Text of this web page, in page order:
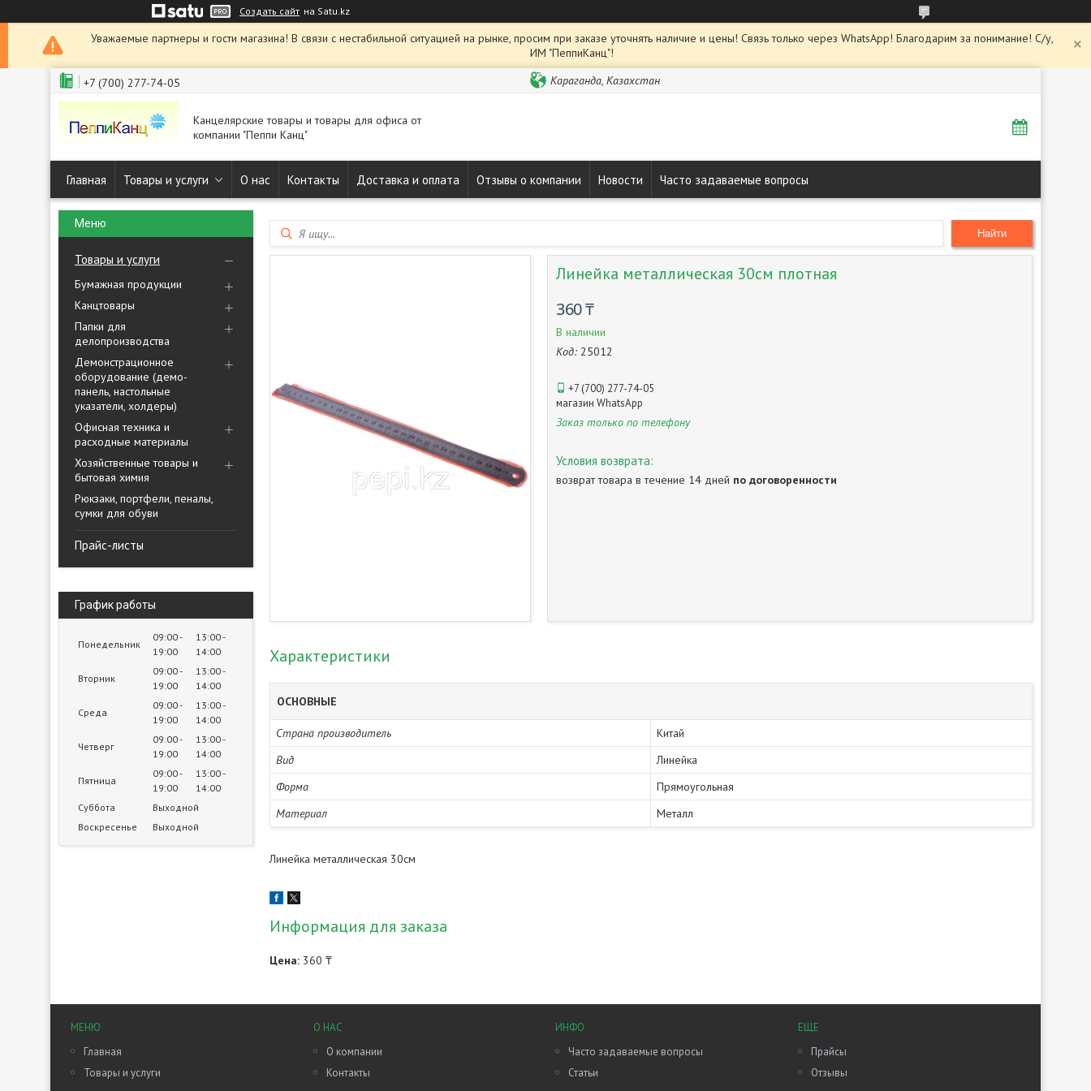
Создать сайт на Satu.kz
Уважаемые партнеры и гости магазина! В связи с нестабильной ситуацией на рынке, просим при заказе уточнять наличие и цены! Связь только через WhatsApp! Благодарим за понимание! С/у,
ИМ "ПеппиКанц"!
+7 (700) 277-74-05 Караганда, Казахстан
Канцелярские товары и товары для офиса от
компании "Пеппи Канц"
Главная Товары и услуги О нас Контакты Доставка и оплата Отзывы о компании Новости Часто задаваемые вопросы
Товары и услуги
Бумажная продукции
Канцтовары
Папки для
делопроизводства
Демонстрационное
оборудование (демо-
панель, настольные
указатели, холдеры)
Офисная техника и
расходные материалы
Хозяйственные товары и
бытовая химия
Рюкзаки, портфели, пеналы,
сумки для обуви
Прайс-листы
График работы
Понедельник
09:00
19:00
13:00
14:00
Вторник
09:00
19:00
13:00
14:00
Среда
09:00
19:00
13:00
14:00
Четверг
09:00
19:00
13:00
14:00
Пятница
09:00
19:00
13:00
14:00
Суббота
Выходной
Воскресенье
Выходной
Найти
Линейка металлическая 30см плотная
360 ₸
В наличии
Код: 25012
+7 (700) 277-74-05
магазин WhatsApp
Заказ только по телефону
возврат товара в течение 14 дней по договоренности
Характеристики
ОСНОВНЫЕ
Страна производитель
Китай
Вид
Линейка
Форма
Прямоугольная
Материал
Металл
Линейка металлическая 30см
Информация для заказа
Цена: 360 ₸
МЕНЮ
Главная
Товары и услуги
О НАС
О компании
Контакты
ИНФО
Часто задаваемые вопросы
Статьи
ЕЩЕ
Прайсы
Отзывы